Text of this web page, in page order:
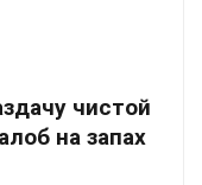
чистой
на запах